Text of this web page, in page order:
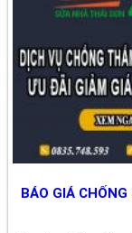
BÁO GIÁ